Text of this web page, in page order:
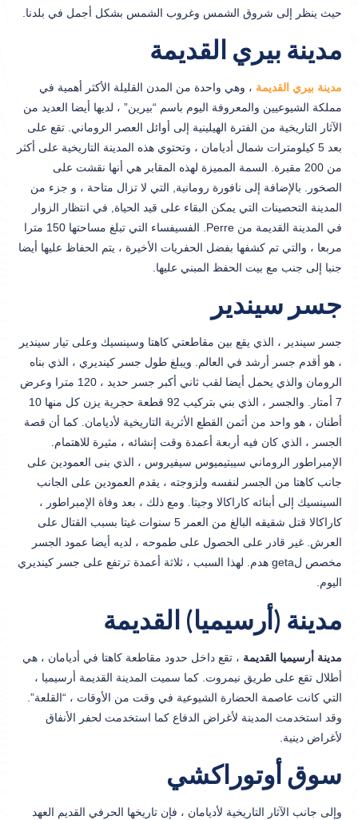
حيث ينظر إلى شروق الشمس وغروب الشمس بشكل أجمل في بلدنا.
مدينة بيري القديمة
مدينة بيري القديمة ، وهي واحدة من المدن القليلة الأكثر أهمية في
مملكة الشيوعيين والمعروفة اليوم باسم “بيرين” ، لديها أيضا العديد من
الآثار التاريخية من الفترة الهيلينية إلى أوائل العصر الروماني. تقع على
بعد 5 كيلومترات شمال أديامان ، وتحتوي هذه المدينة التاريخية على أكثر
من 200 مقبرة. السمة المميزة لهذه المقابر هي أنها نقشت على
الصخور. بالإضافة إلى نافورة رومانية, التي لا تزال متاحة ، و جزء من
المدينة التحصينات التي يمكن البقاء على قيد الحياة, في انتظار الزوار
في المدينة القديمة من Perre. الفسيفساء التي تبلغ مساحتها 150 مترا
مربعا ، والتي تم كشفها بفضل الحفريات الأخيرة ، يتم الحفاظ عليها أيضا
جنبا إلى جنب مع بيت الحفظ المبني عليها.
جسر سيندير
جسر سيندير ، الذي يقع بين مقاطعتي كاهتا وسينسيك وعلى تيار سيندير
، هو أقدم جسر أرشد في العالم. ويبلغ طول جسر كينديري ، الذي بناه
الرومان والذي يحمل أيضا لقب ثاني أكبر جسر حديد ، 120 مترا وعرض
7 أمتار. والجسر ، الذي بني بتركيب 92 قطعة حجرية يزن كل منها 10
أطنان ، هو واحد من أثمن القطع الأثرية التاريخية لأديامان. كما أن قصة
الجسر ، الذي كان فيه أربعة أعمدة وقت إنشائه ، مثيرة للاهتمام.
الإمبراطور الروماني سيبتيميوس سيفيروس ، الذي بنى العمودين على
جانب كاهتا من الجسر لنفسه ولزوجته ، يقدم العمودين على الجانب
السينسيك إلى أبنائه كاراكالا وجيتا. ومع ذلك ، بعد وفاة الإمبراطور ،
كاراكالا قتل شقيقه البالغ من العمر 5 سنوات غيتا بسبب القتال على
العرش. غير قادر على الحصول على طموحه ، لديه أيضا عمود الجسر
مخصص لgeta هدم. لهذا السبب ، ثلاثة أعمدة ترتفع على جسر كينديري
اليوم.
مدينة (أرسيميا) القديمة
مدينة أرسيميا القديمة ، تقع داخل حدود مقاطعة كاهتا في أديامان ، هي
أطلال تقع على طريق نيمروت. كما سميت المدينة القديمة أرسيميا ،
التي كانت عاصمة الحضارة الشيوعية في وقت من الأوقات ، “القلعة”.
وقد استخدمت المدينة لأغراض الدفاع كما استخدمت لحفر الأنفاق
لأغراض دينية.
سوق أوتوراكشي
وإلى جانب الآثار التاريخية لأديامان ، فإن تاريخها الحرفي القديم العهد